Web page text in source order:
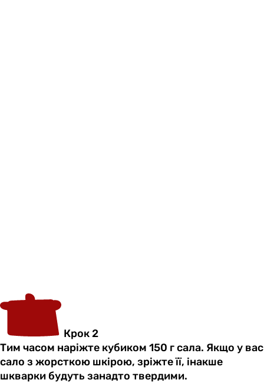
Крок 2
Тим часом наріжте кубиком 150 г сала. Якщо у вас
сало з жорсткою шкірою, зріжте її, інакше
шкварки будуть занадто твердими.